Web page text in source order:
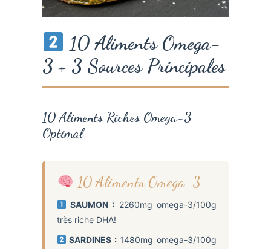
10 Aliments Omega-
3 + 3 Sources Principales
10 Aliments Riches Omega-3
Optimal
10 Aliments Omega-3
SAUMON : 2260mg omega-3/100g
très riche DHA!
SARDINES :1480mg omega-3/100g